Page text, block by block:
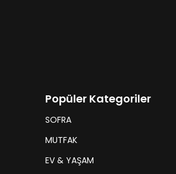
Popüler Kategoriler
SOFRA
MUTFAK
EV & YAŞAM